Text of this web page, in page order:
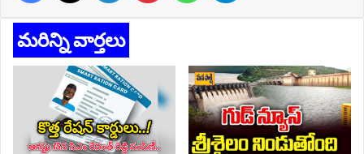
మరిన్ని వార్తలు